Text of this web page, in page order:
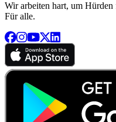
Wir arbeiten hart, um Hürden
Für alle.